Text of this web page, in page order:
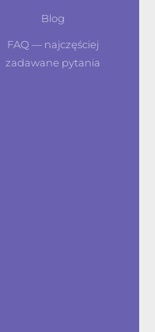
Blog
FAQ — najczęściej
zadawane pytania